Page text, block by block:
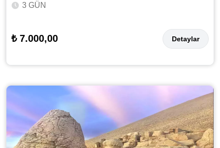
3 GÜN
₺ 7.000,00 Detaylar